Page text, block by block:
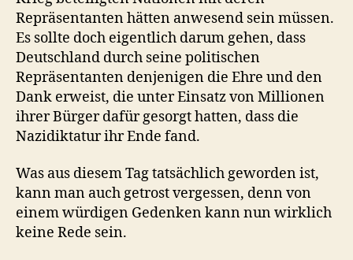
Repräsentanten hätten anwesend sein müssen.
Es sollte doch eigentlich darum gehen, dass
Deutschland durch seine politischen
Repräsentanten denjenigen die Ehre und den
Dank erweist, die unter Einsatz von Millionen
ihrer Bürger dafür gesorgt hatten, dass die
Nazidiktatur ihr Ende fand.
Was aus diesem Tag tatsächlich geworden ist,
kann man auch getrost vergessen, denn von
einem würdigen Gedenken kann nun wirklich
keine Rede sein.